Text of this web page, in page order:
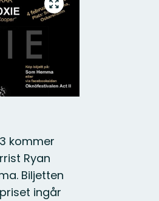
Gå
till
kommer
Ryan
Biljetten
ingår